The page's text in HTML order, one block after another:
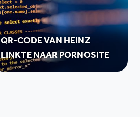
QR-CODE VAN HEINZ
LINKTE NAAR PORNOSITE